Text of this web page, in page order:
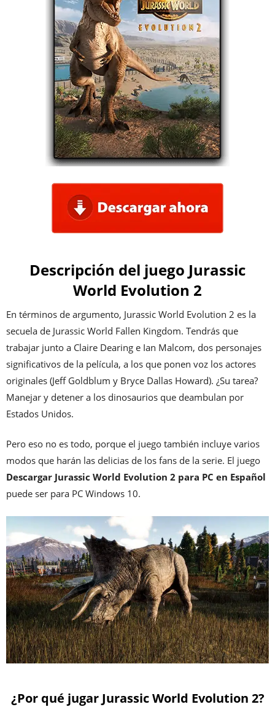
Descripción del juego Jurassic
World Evolution 2
En términos de argumento, Jurassic World Evolution 2 es la
secuela de Jurassic World Fallen Kingdom. Tendrás que
trabajar junto a Claire Dearing e Ian Malcom, dos personajes
significativos de la película, a los que ponen voz los actores
originales (Jeff Goldblum y Bryce Dallas Howard). ¿Su tarea?
Manejar y detener a los dinosaurios que deambulan por
Estados Unidos.
Pero eso no es todo, porque el juego también incluye varios
modos que harán las delicias de los fans de la serie. El juego
Descargar Jurassic World Evolution 2 para PC en Español
puede ser para PC Windows 10.
¿Por qué jugar Jurassic World Evolution 2?